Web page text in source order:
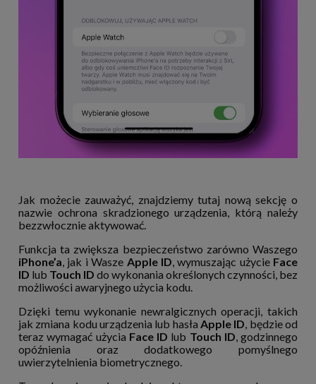
Jak możecie zauważyć, znajdziemy tutaj nową sekcję o
nazwie ochrona skradzionego urządzenia, którą należy
bezzwłocznie aktywować.
Funkcja ta zwiększa bezpieczeństwo zarówno Waszego
iPhone’a, jak i Wasze Apple ID, wymuszając użycie Face
ID lub Touch ID do wykonania określonych czynności, bez
możliwości awaryjnego użycia kodu.
Dzięki temu wykonanie newralgicznych operacji, takich
jak zmiana kodu urządzenia lub hasła Apple ID, będzie od
teraz wymagać użycia Face ID lub Touch ID, godzinnego
opóźnienia oraz dodatkowego pomyślnego
uwierzytelnienia biometrycznego.